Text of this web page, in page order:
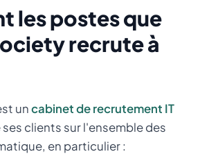
les postes que
recrute à
uncabinet de recrutement IT
clients sur l'ensemble des
en particulier :